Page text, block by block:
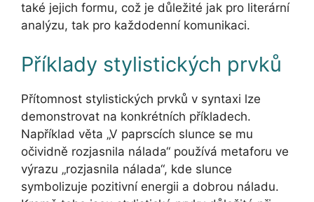
také jejich formu, což je důležité jak pro literární
analýzu, tak pro každodenní komunikaci.
Příklady stylistických prvků
Přítomnost stylistických prvků v syntaxi lze
demonstrovat na konkrétních příkladech.
Například věta „V paprscích slunce se mu
očividně rozjasnila nálada“ používá metaforu ve
výrazu „rozjasnila nálada“, kde slunce
symbolizuje pozitivní energii a dobrou náladu.